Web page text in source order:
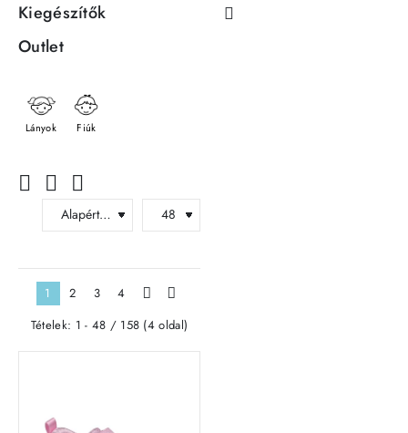
Kiegészítők
Outlet
Lányok Fiúk
1 2 3 4 >
>|
Tételek: 1 - 48 / 158 (4 oldal)